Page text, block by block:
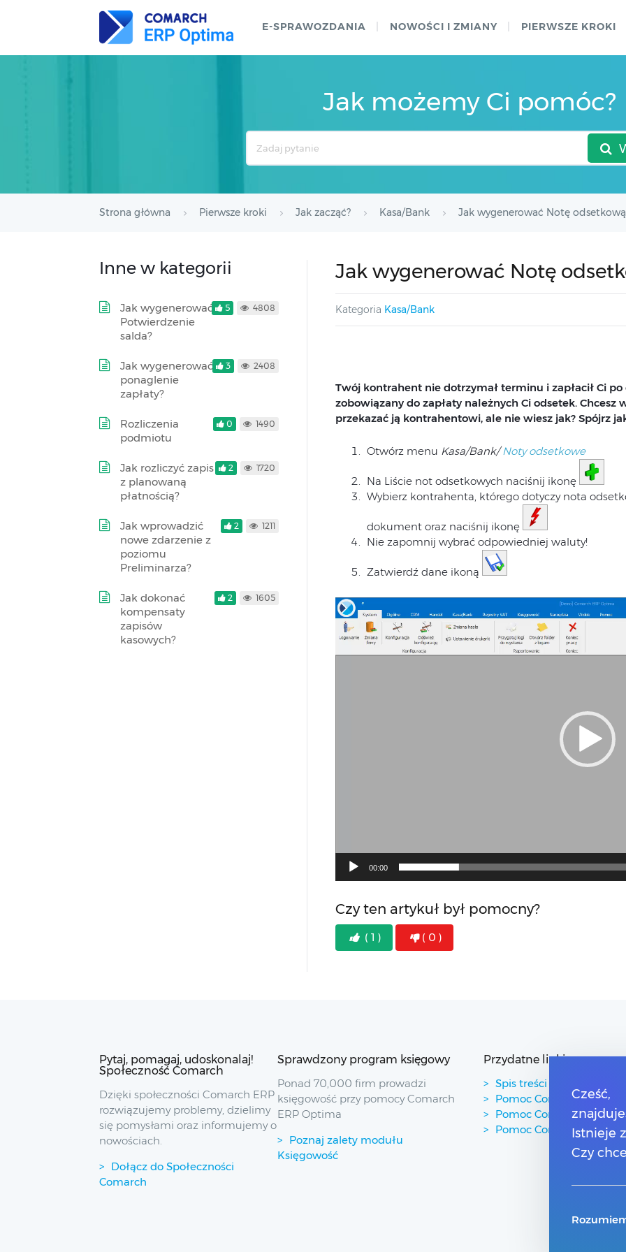
E-SPRAWOZDANIA NOWOŚCI I ZMIANY PIERWSZE KROKI
Jak możemy Ci pomóc?
Strona główna Pierwsze kroki Jak zacząć? Kasa/Bank Jak wygenerować Notę
Jak wygenerować Notę
Kategoria Kasa/Bank
Twój kontrahent nie dotrzymał terminu i zapłacił Ci
zobowiązany do zapłaty należnych Ci odsetek.
przekazać ją kontrahentowi, ale nie wiesz jak? Spójrz
Otwórz menu Kasa/Bank/Noty odsetkowe
Na Liście not odsetkowych naciśnij ikonę
Wybierz kontrahenta, którego dotyczy nota
dokument oraz naciśnij ikonę
Nie zapomnij wybrać odpowiedniej waluty!
Zatwierdź dane ikoną
Odtwarzacz
video
00:00
Czy ten artykuł był pomocny?
( 1 ) ( 0 )
Inne w kategorii
Jak wygenerować
Potwierdzenie
salda?
5 4808
Jak wygenerować
ponaglenie
zapłaty?
3 2408
Rozliczenia
podmiotu
0 1490
Jak rozliczyć zapis
z planowaną
płatnością?
2 1720
Jak wprowadzić
nowe zdarzenie z
poziomu
Preliminarza?
2 1211
Jak dokonać
kompensaty
zapisów
kasowych?
2 1605
Pytaj, pomagaj, udoskonalaj!
Społeczność Comarch
Dzięki społeczności Comarch ERP
rozwiązujemy problemy, dzielimy
się pomysłami oraz informujemy o
nowościach.
Dołącz do Społeczności
Comarch
Sprawdzony program księgowy
Ponad 70,000 firm prowadzi
księgowość przy pomocy Comarch
ERP Optima
Poznaj zalety modułu
Księgowość
Przydatne linki
Spis treści
Pomoc Comarch Betterfly
Pomoc Comarch e-Sklep
Pomoc Comarch HRM
Cześć,
Istnieje
Czy